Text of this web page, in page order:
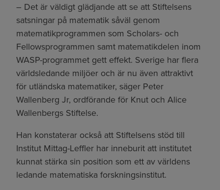
– Det är väldigt glädjande att se att Stiftelsens
satsningar på matematik såväl genom
matematikprogrammen som Scholars- och
Fellowsprogrammen samt matematikdelen inom
WASP-programmet gett effekt. Sverige har flera
världsledande miljöer och är nu även attraktivt
för utländska matematiker, säger Peter
Wallenberg Jr, ordförande för Knut och Alice
Wallenbergs Stiftelse.
Han konstaterar också att Stiftelsens stöd till
Institut Mittag-Leffler har inneburit att institutet
kunnat stärka sin position som ett av världens
ledande matematiska forskningsinstitut.